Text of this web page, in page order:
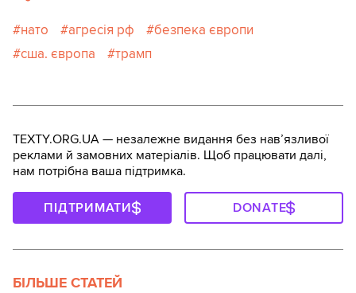
нато агресія рф
безпека європи
сша. європа
трамп
TEXTY.ORG.UA — незалежне видання без навʼязливої
реклами й замовних матеріалів. Щоб працювати далі,
нам потрібна ваша підтримка.
ПІДТРИМАТИ DONATE
БІЛЬШЕ СТАТЕЙ